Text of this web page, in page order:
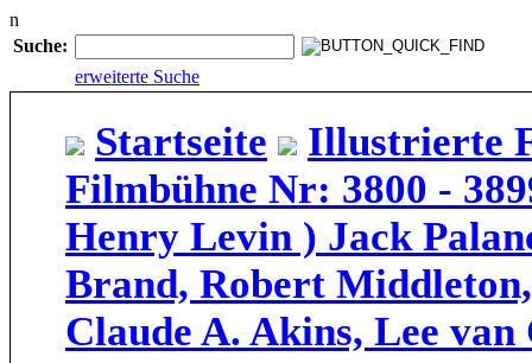
n
Suche:
erweiterte Suche
Startseite
Illustrierte
Filmbühne Nr: 3800 -
Henry Levin ) Jack
Brand, Robert
Claude A. Akins, Lee